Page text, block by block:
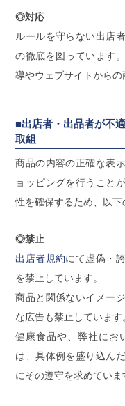
◎対応
ルールを守らない出店
の徹底を図っています
導やウェブサイトからの
■出店者・出品者が不
取組
商品の内容の正確な表
ョッピングを行うこと
性を確保するため、以下
◎禁止
出店者規約にて虚偽・
を禁止しています。
商品と関係ないイメー
な広告も禁止しています
健康食品や、弊社にお
は、具体例を盛り込ん
にその遵守を求めていま